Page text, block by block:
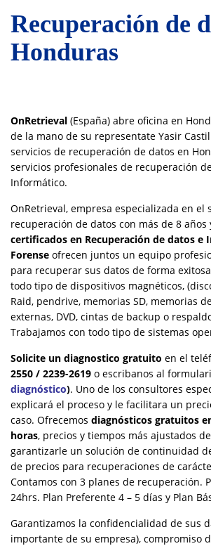
Recuperación de
Honduras
OnRetrieval (España) abre oficina en
de la mano de su representate Yasir
servicios de recuperación de datos en
servicios profesionales de recuperación
Informático.
OnRetrieval, empresa especializada en el
recuperación de datos con más de 8 años
certificados en Recuperación de datos e
Forense ofrecen juntos un equipo
para recuperar sus datos de forma
todo tipo de dispositivos magnéticos,
Raid, pendrive, memorias SD, memorias
externas, DVD, cintas de backup o
Trabajamos con todo tipo de sistemas
Solicite un diagnostico gratuito en el
2550 / 2239-2619 o escribanos al
diagnóstico). Uno de los consultores
explicará el proceso y le facilitara un
caso. Ofrecemos diagnósticos gratuitos
horas, precios y tiempos más ajustados
garantizarle un solución de continuidad
de precios para recuperaciones de
Contamos con 3 planes de recuperación.
24hrs. Plan Preferente 4 – 5 días y Plan
Garantizamos la confidencialidad de sus
importante de su empresa), compromiso